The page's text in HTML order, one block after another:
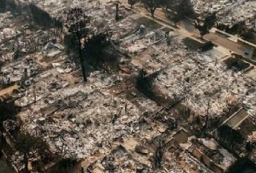
“salirse del algoritmo”
por feminicidio de su hija en El Salto